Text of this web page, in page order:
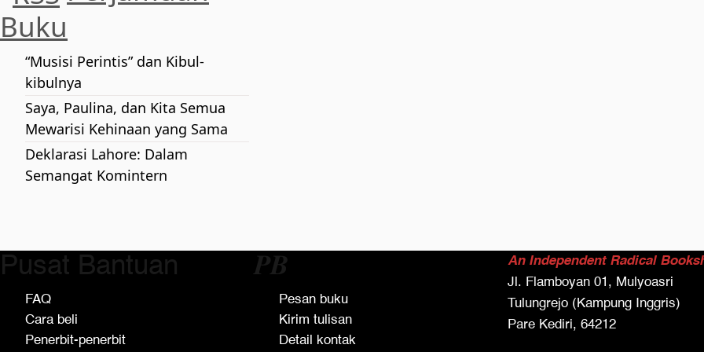
Buku
“Musisi Perintis” dan Kibul-
kibulnya
Saya, Paulina, dan Kita Semua
Mewarisi Kehinaan yang Sama
Deklarasi Lahore: Dalam
Semangat Komintern
Pusat Bantuan
FAQ
Cara beli
Penerbit-penerbit
𝑷𝑩
Pesan buku
Kirim tulisan
Detail kontak
An Independent Radical
Jl. Flamboyan 01, Mulyoasri
Tulungrejo (Kampung Inggris)
Pare Kediri, 64212